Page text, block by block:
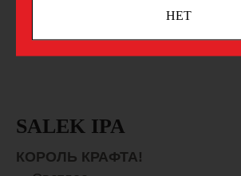
НЕТ
SALEK IPA
КОРОЛЬ КРАФТА!